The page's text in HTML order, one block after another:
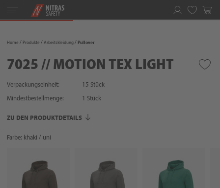
Toggle
navigation
Home Produkte Arbeitskleidung Pullover
7025 // MOTION TEX LIGHT
Verpackungseinheit:
15 Stück
Mindestbestellmenge:
1 Stück
ZU DEN PRODUKTDETAILS
Farbe: khaki / uni